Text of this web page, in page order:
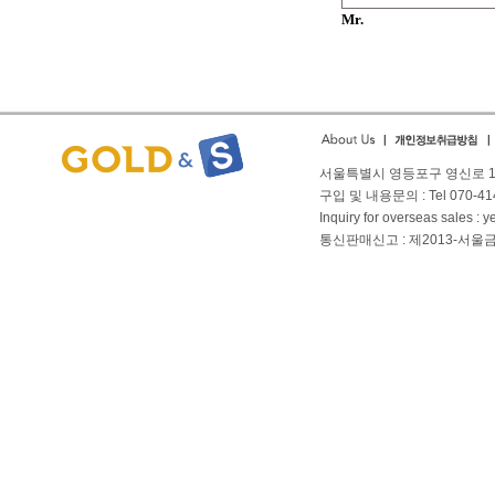
Mr.
서울특별시 영등포구 영신로
구입 및 내용문의 : Tel 070-
Inquiry for overseas sales :
통신판매신고 : 제2013-서울